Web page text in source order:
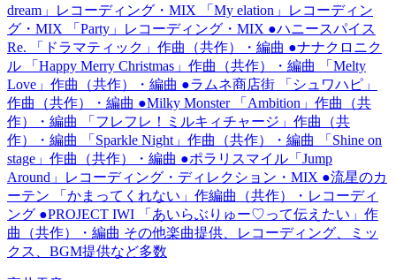
dream」レコーディング・MIX 「My elation」レコーディン
グ・MIX 「Party」レコーディング・MIX ●ハニースパイス
Re. 「ドラマティック」作曲（共作）・編曲 ●ナナクロニク
ル 「Happy Merry Christmas」作曲（共作）・編曲 「Melty
Love」作曲（共作）・編曲 ●ラムネ商店街 「シュワハピ」
作曲（共作）・編曲 ●Milky Monster 「Ambition」作曲（共
作）・編曲 「フレフレ！ミルキィチャージ」作曲（共
作）・編曲 「Sparkle Night」作曲（共作）・編曲 「Shine on
stage」作曲（共作）・編曲 ●ポラリスマイル「Jump
Around」レコーディング・ディレクション・MIX ●流星のカ
ーテン 「かまってくれない」作編曲（共作）・レコーディ
ング ●PROJECT IWI 「あいらぶりゅー♡って伝えたい」作
曲（共作）・編曲 その他楽曲提供、レコーディング、ミッ
クス、BGM提供など多数